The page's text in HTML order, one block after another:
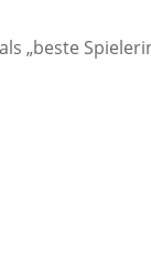
„beste